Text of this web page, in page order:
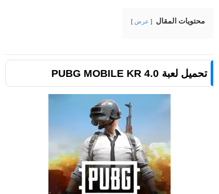
محتويات المقال عرض
تحميل لعبة PUBG MOBILE KR 4.0